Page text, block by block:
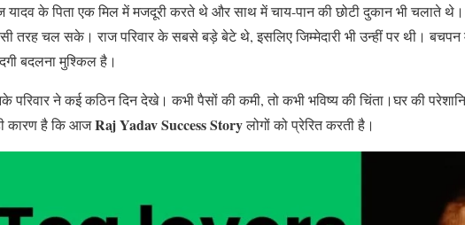
यादव के पिता एक मिल में मजदूरी करते थे और साथ में चाय-पान की छोटी दुकान भी चलाते थे।
तरह चल सके। राज परिवार के सबसे बड़े बेटे थे, इसलिए जिम्मेदारी भी उन्हीं पर थी।
बदलना मुश्किल है।
परिवार ने कई कठिन दिन देखे। कभी पैसों की कमी, तो कभी भविष्य की चिंता।घर की
कारण है कि आजRaj Yadav Success Storyलोगों को प्रेरित करती है।